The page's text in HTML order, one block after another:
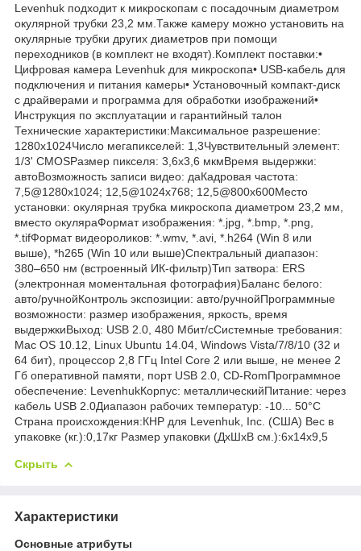
Levenhuk подходит к микроскопам с посадочным диаметром
окулярной трубки 23,2 мм.Также камеру можно установить на
окулярные трубки других диаметров при помощи
переходников (в комплект не входят).Комплект поставки:•
Цифровая камера Levenhuk для микроскопа• USB-кабель для
подключения и питания камеры• Установочный компакт-диск
с драйверами и программа для обработки изображений•
Инструкция по эксплуатации и гарантийный талон
Технические характеристики:Максимальное разрешение:
1280x1024Число мегапикселей: 1,3Чувствительный элемент:
1/3' CMOSРазмер пикселя: 3,6x3,6 мкмВремя выдержки:
автоВозможность записи видео: даКадровая частота:
7,5@1280x1024; 12,5@1024x768; 12,5@800x600Место
установки: окулярная трубка микроскопа диаметром 23,2 мм,
вместо окуляраФормат изображения: *.jpg, *.bmp, *.png,
*.tifФормат видеороликов: *.wmv, *.avi, *.h264 (Win 8 или
выше), *h265 (Win 10 или выше)Спектральный диапазон:
380–650 нм (встроенный ИК-фильтр)Тип затвора: ERS
(электронная моментальная фотография)Баланс белого:
авто/ручнойКонтроль экспозиции: авто/ручнойПрограммные
возможности: размер изображения, яркость, время
выдержкиВыход: USB 2.0, 480 Мбит/сСистемные требования:
Mac OS 10.12, Linux Ubuntu 14.04, Windows Vista/7/8/10 (32 и
64 бит), процессор 2,8 ГГц Intel Core 2 или выше, не менее 2
Гб оперативной памяти, порт USB 2.0, CD-RomПрограммное
обеспечение: LevenhukКорпус: металлическийПитание: через
кабель USB 2.0Диапазон рабочих температур: -10... 50°С
Страна происхождения:КНР для Levenhuk, Inc. (США) Вес в
упаковке (кг.):0,17кг Размер упаковки (ДхШхВ см.):6x14x9,5
Скрыть
Характеристики
Основные атрибуты